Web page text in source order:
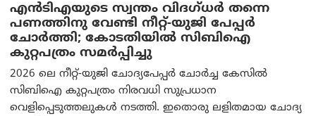
എൻ‌ടി‌എയുടെ സ്വന്തം വിദഗ്ധർ തന്നെ
പണത്തിനു വേണ്ടി നീറ്റ്-യു‌ജി പേപ്പർ
ചോർത്തി; കോടതിയില്‍ സിബിഐ
കുറ്റപത്രം സമര്‍പ്പിച്ചു
2026 ലെ നീറ്റ്-യുജി ചോദ്യപേപ്പർ ചോർച്ച കേസിൽ
സിബിഐ കുറ്റപത്രം നിരവധി സുപ്രധാന
വെളിപ്പെടുത്തലുകൾ നടത്തി. ഇതൊരു ലളിതമായ ചോദ്യ